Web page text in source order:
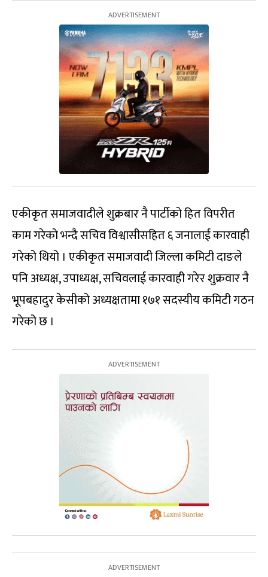
एकीकृत समाजवादीले शुक्रबार नै पार्टीको हित विपरीत
काम गरेको भन्दै सचिव विश्वासीसहित ६ जनालाई कारवाही
गरेको थियो । एकीकृत समाजवादी जिल्ला कमिटी दाङले
पनि अध्यक्ष, उपाध्यक्ष, सचिवलाई कारवाही गरेर शुक्रवार नै
भूपबहादुर केसीको अध्यक्षतामा १७१ सदस्यीय कमिटी गठन
गरेको छ ।